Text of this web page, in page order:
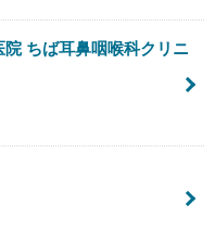
ちば耳鼻咽喉科クリニ